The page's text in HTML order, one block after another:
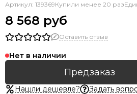
Артикул: 139369Купили менее 20 раз
8 568 руб
Оставить отзыв
Нет в наличии
Предзаказ
Нашли дешевле? Задать